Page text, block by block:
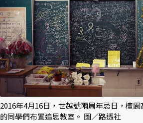
2016年4月16日，世越號兩周年忌日，檀
的同學們布置追思教室。 圖／路透社